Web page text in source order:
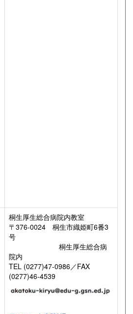
桐生厚生総合病院内教室
〒376-0024 桐生市織姫町6番3
号
桐生厚生総合病
院内
TEL (0277)47-0986／FAX
(0277)46-4539